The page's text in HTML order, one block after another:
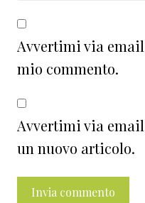
Avvertimi via
mio commento.
Avvertimi via
un nuovo articolo.